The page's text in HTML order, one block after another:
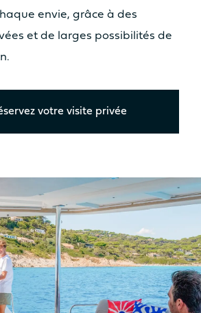
envie, grâce à des
et de larges possibilités de
votre visite privée
7.44m
VOILE TOTALE AU
GENNAKER/SPI
EAU DOUCE
2 x 300L
GASOIL